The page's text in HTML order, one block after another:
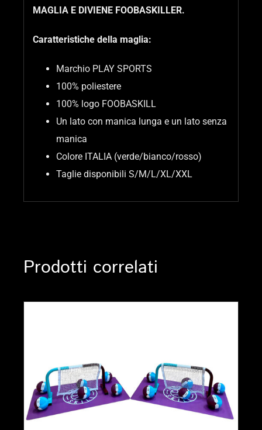
MAGLIA E DIVIENE FOOBASKILLER.
Caratteristiche della maglia:
Marchio PLAY SPORTS
100% poliestere
100% logo FOOBASKILL
Un lato con manica lunga e un lato senza
manica
Colore ITALIA (verde/bianco/rosso)
Taglie disponibili S/M/L/XL/XXL
Prodotti correlati